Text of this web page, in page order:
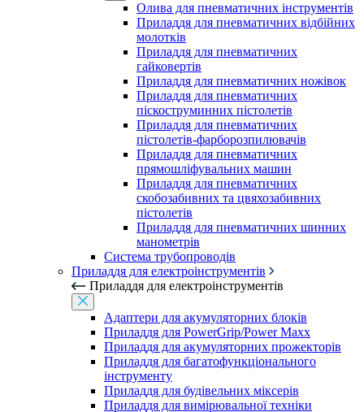
Олива для пневматичних інструментів
Приладдя для пневматичних відбійних
молотків
Приладдя для пневматичних
гайковертів
Приладдя для пневматичних ножівок
Приладдя для пневматичних
піскоструминних пістолетів
Приладдя для пневматичних
пістолетів-фарборозпилювачів
Приладдя для пневматичних
прямошліфувальних машин
Приладдя для пневматичних
скобозабивних та цвяхозабивних
пістолетів
Приладдя для пневматичних шинних
манометрів
Система трубопроводів
Приладдя для електроінструментів
Приладдя для електроінструментів
Адаптери для акумуляторних блоків
Приладдя для PowerGrip/Power Maxx
Приладдя для акумуляторних прожекторів
Приладдя для багатофункціонального
інструменту
Приладдя для будівельних міксерів
Приладдя для вимірювальної техніки